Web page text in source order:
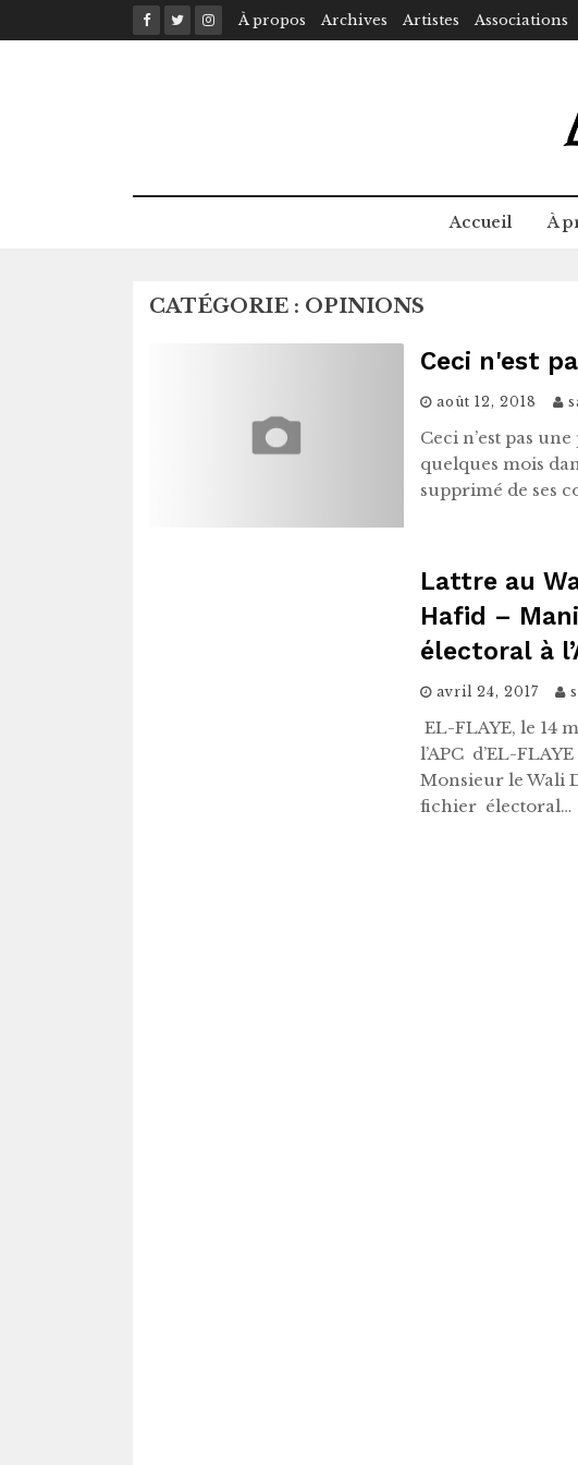
to
À propos Archives Artistes Associations
Accueil À
CATÉGORIE : OPINIONS
Ceci n'est
août 12, 2018
Ceci n’est pas
quelques mois
supprimé de ses
Lattre au
Hafid –
électoral à
avril 24, 2017
EL-FLAYE, le 14
l’APC
Monsieur le Wali
fichier électoral…